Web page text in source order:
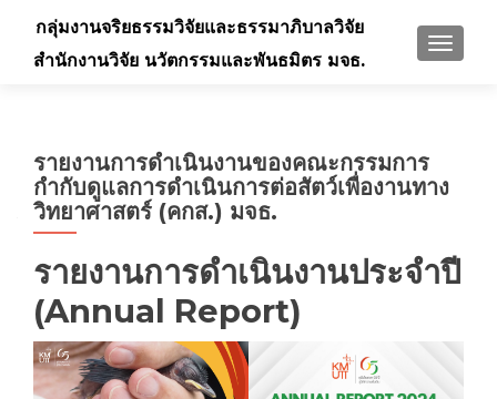
กลุ่มงานจริยธรรมวิจัยและธรรมาภิบาลวิจัย
สำนักงานวิจัย นวัตกรรมและพันธมิตร มจธ.
รายงานการดำเนินงานของคณะกรรมการ
กำกับดูแลการดำเนินการต่อสัตว์เพื่องานทาง
วิทยาศาสตร์ (คกส.) มจธ.
รายงานการดำเนินงานประจำปี
(Annual Report)